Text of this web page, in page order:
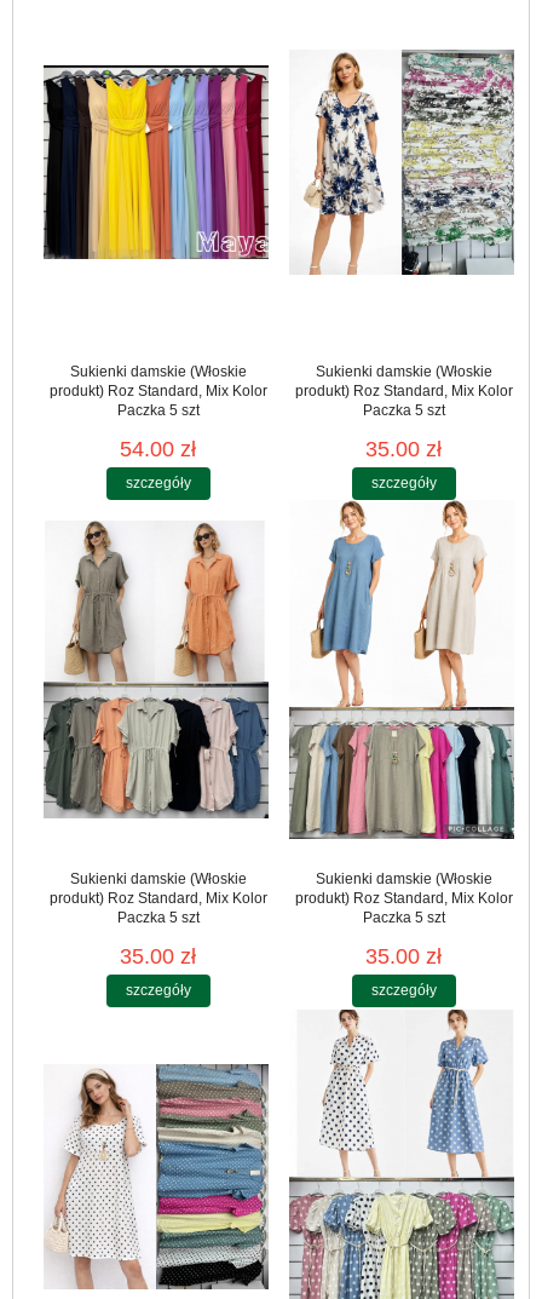
Sukienki damskie (Włoskie
produkt) Roz Standard, Mix Kolor
Paczka 5 szt
54.00 zł
szczegóły
Sukienki damskie (Włoskie
produkt) Roz Standard, Mix Kolor
Paczka 5 szt
35.00 zł
szczegóły
Sukienki damskie (Włoskie
produkt) Roz Standard, Mix Kolor
Paczka 5 szt
35.00 zł
szczegóły
Sukienki damskie (Włoskie
produkt) Roz Standard, Mix Kolor
Paczka 5 szt
35.00 zł
szczegóły